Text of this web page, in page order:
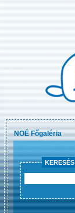
NOÉ Főgaléria
KERESÉS